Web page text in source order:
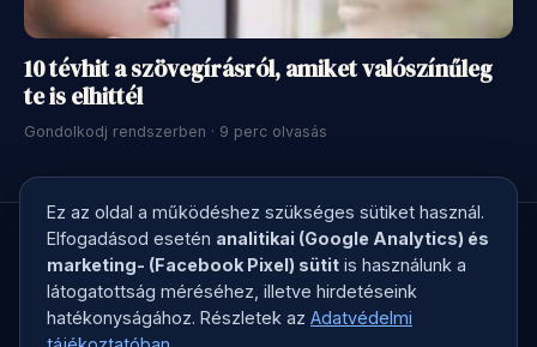
10 tévhit a szövegírásról, amiket valószínűleg
te is elhittél
Gondolkodj rendszerben · 9 perc olvasás
© 2026 Kreatív Kontroll · Megírjuk a marketingszövegedet, ami
elad
Ez az oldal a működéshez szükséges sütiket használ.
Elfogadásod esetén analitikai (Google Analytics) és
marketing- (Facebook Pixel) sütit is használunk a
látogatottság méréséhez, illetve hirdetéseink
hatékonyságához. Részletek az Adatvédelmi